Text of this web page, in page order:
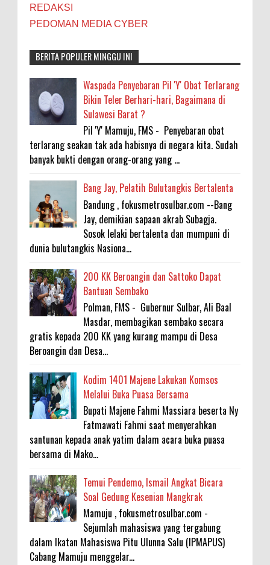
REDAKSI
PEDOMAN MEDIA CYBER
BERITA POPULER MINGGU INI
Waspada Penyebaran Pil 'Y' Obat Terlarang
Bikin Teler Berhari-hari, Bagaimana di
Sulawesi Barat ?
Pil 'Y' Mamuju, FMS - Penyebaran obat
terlarang seakan tak ada habisnya di negara kita. Sudah
banyak bukti dengan orang-orang yang ...
Bang Jay, Pelatih Bulutangkis Bertalenta
Bandung , fokusmetrosulbar.com --Bang
Jay, demikian sapaan akrab Subagja.
Sosok lelaki bertalenta dan mumpuni di
dunia bulutangkis Nasiona...
200 KK Beroangin dan Sattoko Dapat
Bantuan Sembako
Polman, FMS - Gubernur Sulbar, Ali Baal
Masdar, membagikan sembako secara
gratis kepada 200 KK yang kurang mampu di Desa
Beroangin dan Desa...
Kodim 1401 Majene Lakukan Komsos
Melalui Buka Puasa Bersama
Bupati Majene Fahmi Massiara beserta Ny
Fatmawati Fahmi saat menyerahkan
santunan kepada anak yatim dalam acara buka puasa
bersama di Mako...
Temui Pendemo, Ismail Angkat Bicara
Soal Gedung Kesenian Mangkrak
Mamuju , fokusmetrosulbar.com -
Sejumlah mahasiswa yang tergabung
dalam Ikatan Mahasiswa Pitu Ulunna Salu (IPMAPUS)
Cabang Mamuju menggelar...